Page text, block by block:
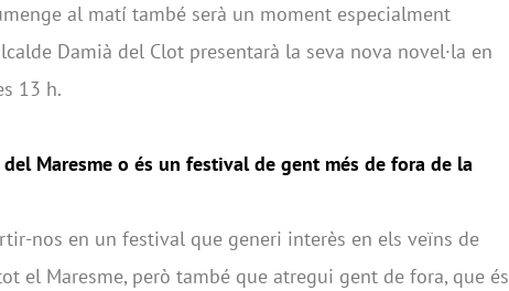
al matí també serà un moment especialment
Damià del Clot presentarà la seva nova novel·la en
13 h.
Maresme o és un festival de gent més de fora de la
nos en un festival que generi interès en els veïns de
el Maresme, però també que atregui gent de fora, que és